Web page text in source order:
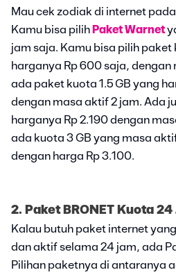
Mau cek zodiak di internet
Kamu bisa pilih Paket Warnet
jam saja. Kamu bisa pilih
harganya Rp 600 saja, dengan
ada paket kuota 1.5 GB yang
dengan masa aktif 2 jam. Ada
harganya Rp 2.190 dengan
ada kuota 3 GB yang masa
dengan harga Rp 3.100.
2. Paket BRONET Kuota 24
Kalau butuh paket internet
dan aktif selama 24 jam, ada
Pilihan paketnya di antaranya